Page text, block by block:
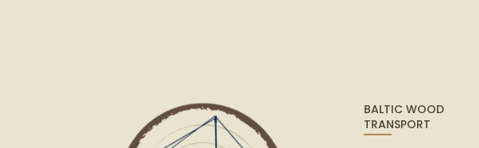
BALTIC WOOD
TRANSPORT